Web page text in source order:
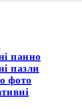
панно
пазли
фото